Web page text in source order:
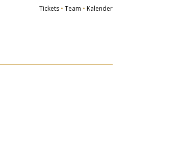
Tickets• Team • Kalender